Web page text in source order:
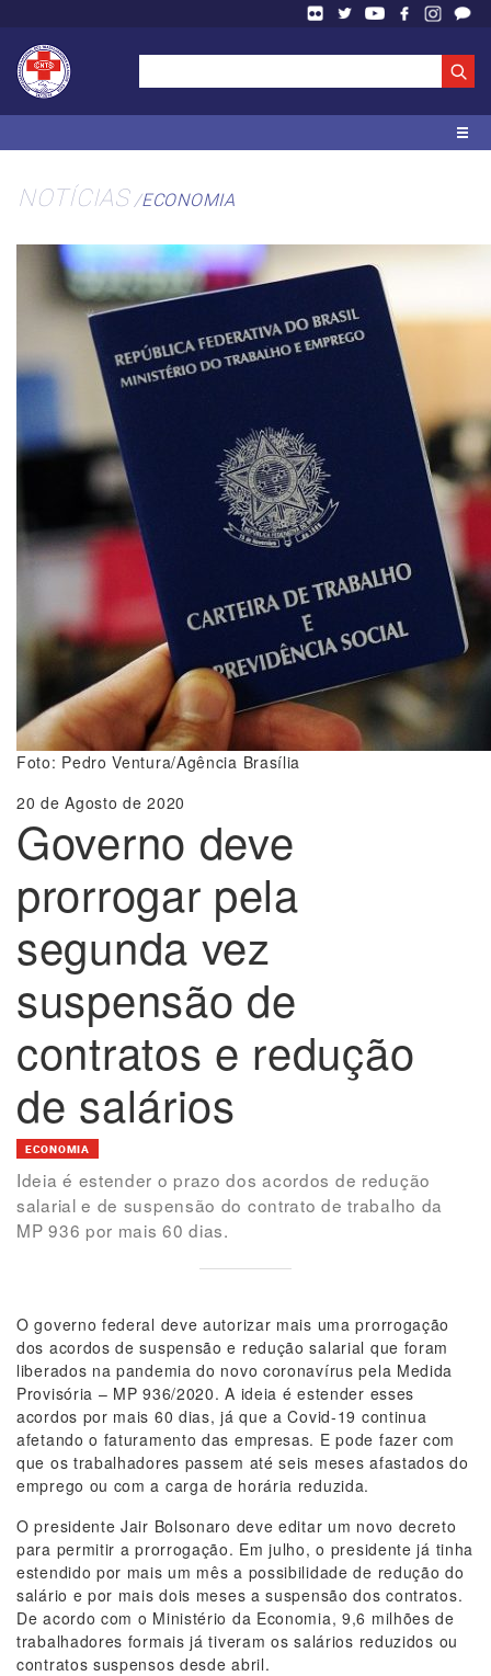
NOTÍCIAS ECONOMIA
Foto: Pedro Ventura/Agência Brasília
20 de Agosto de 2020
Governo deve
prorrogar pela
segunda vez
suspensão de
contratos e redução
de salários
ECONOMIA
Ideia é estender o prazo dos acordos de redução
salarial e de suspensão do contrato de trabalho da
MP 936 por mais 60 dias.
O governo federal deve autorizar mais uma prorrogação
dos acordos de suspensão e redução salarial que foram
liberados na pandemia do novo coronavírus pela Medida
Provisória – MP 936/2020. A ideia é estender esses
acordos por mais 60 dias, já que a Covid-19 continua
afetando o faturamento das empresas. E pode fazer com
que os trabalhadores passem até seis meses afastados do
emprego ou com a carga de horária reduzida.
O presidente Jair Bolsonaro deve editar um novo decreto
para permitir a prorrogação. Em julho, o presidente já tinha
estendido por mais um mês a possibilidade de redução do
salário e por mais dois meses a suspensão dos contratos.
De acordo com o Ministério da Economia, 9,6 milhões de
trabalhadores formais já tiveram os salários reduzidos ou
contratos suspensos desde abril.